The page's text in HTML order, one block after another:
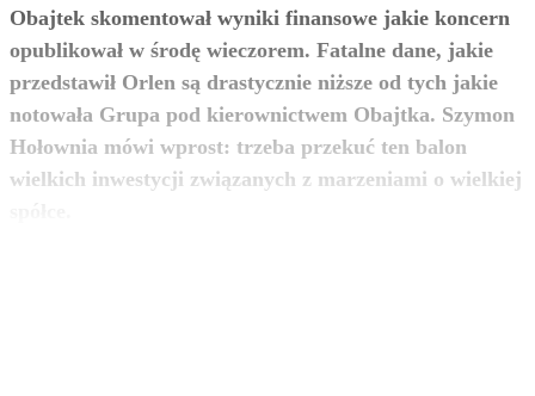
Obajtek skomentował wyniki finansowe jakie koncern
opublikował w środę wieczorem. Fatalne dane, jakie
przedstawił Orlen są drastycznie niższe od tych jakie
notowała Grupa pod kierownictwem Obajtka. Szymon
Hołownia mówi wprost: trzeba przekuć ten balon
wielkich inwestycji związanych z marzeniami o wielkiej
zobacz więcej